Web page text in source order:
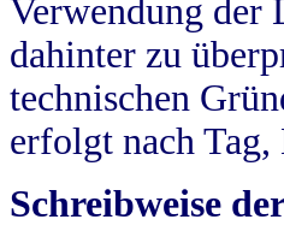
Verwendung der
dahinter zu
technischen
erfolgt nach Tag,
Schreibweise